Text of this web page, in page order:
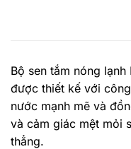
Bộ sen tắm nóng lạnh
được thiết kế với
nước mạnh mẽ và
và cảm giác mệt mỏi
thẳng.